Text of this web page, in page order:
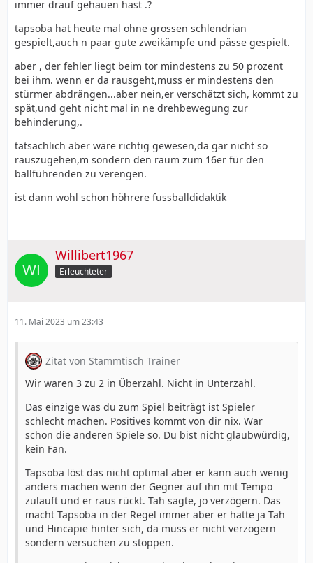
immer drauf gehauen hast .?
tapsoba hat heute mal ohne grossen schlendrian
gespielt,auch n paar gute zweikämpfe und pässe gespielt.
aber , der fehler liegt beim tor mindestens zu 50 prozent
bei ihm. wenn er da rausgeht,muss er mindestens den
stürmer abdrängen...aber nein,er verschätzt sich, kommt zu
spät,und geht nicht mal in ne drehbewegung zur
behinderung,.
tatsächlich aber wäre richtig gewesen,da gar nicht so
rauszugehen,m sondern den raum zum 16er für den
ballführenden zu verengen.
ist dann wohl schon höhrere fussballdidaktik
Willibert1967
Erleuchteter
11. Mai 2023 um 23:43
Zitat von Stammtisch Trainer
Wir waren 3 zu 2 in Überzahl. Nicht in Unterzahl.
Das einzige was du zum Spiel beiträgt ist Spieler
schlecht machen. Positives kommt von dir nix. War
schon die anderen Spiele so. Du bist nicht glaubwürdig,
kein Fan.
Tapsoba löst das nicht optimal aber er kann auch wenig
anders machen wenn der Gegner auf ihn mit Tempo
zuläuft und er raus rückt. Tah sagte, jo verzögern. Das
macht Tapsoba in der Regel immer aber er hatte ja Tah
und Hincapie hinter sich, da muss er nicht verzögern
sondern versuchen zu stoppen.